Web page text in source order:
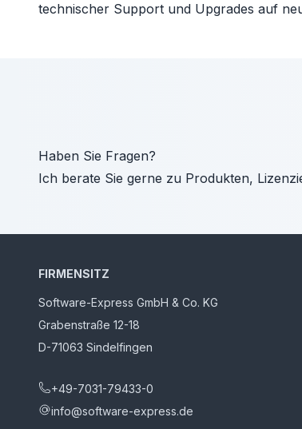
technischer Support und Upgrades auf
Haben Sie Fragen?
Ich berate Sie gerne zu Produkten,
FIRMENSITZ
Software-Express GmbH & Co. KG
Grabenstraße 12-18
D-71063 Sindelfingen
+49-7031-79433-0
info@software-express.de